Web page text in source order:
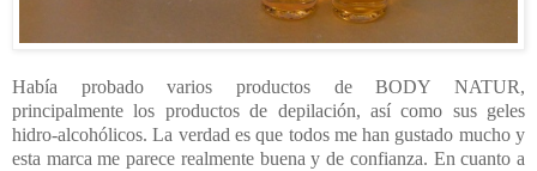
Había probado varios productos de BODY NATUR,
principalmente los productos de depilación, así como sus geles
hidro-alcohólicos. La verdad es que todos me han gustado mucho y
esta marca me parece realmente buena y de confianza. En cuanto a